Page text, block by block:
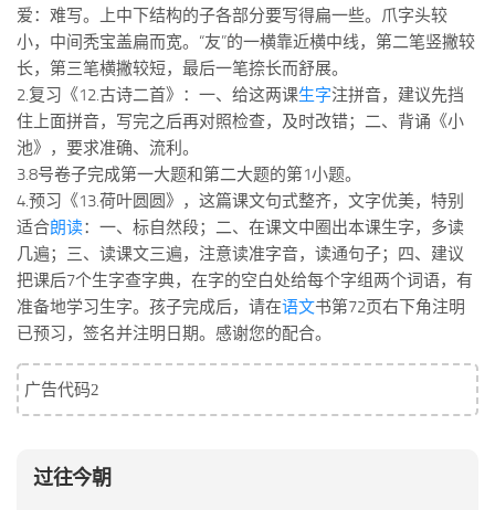
博客树
精品域名
友情链接
爱：难写。上中下结构的子各部分要写得扁一些。爪字头较
小，中间秃宝盖扁而宽。“友”的一横靠近横中线，第二笔竖撇较
长，第三笔横撇较短，最后一笔捺长而舒展。
2.复习《12.古诗二首》：一、给这两课生字注拼音，建议先挡
住上面拼音，写完之后再对照检查，及时改错；二、背诵《小
池》，要求准确、流利。
3.8号卷子完成第一大题和第二大题的第1小题。
4.预习《13.荷叶圆圆》，这篇课文句式整齐，文字优美，特别
适合朗读：一、标自然段；二、在课文中圈出本课生字，多读
几遍；三、读课文三遍，注意读准字音，读通句子；四、建议
把课后7个生字查字典，在字的空白处给每个字组两个词语，有
准备地学习生字。孩子完成后，请在语文书第72页右下角注明
已预习，签名并注明日期。感谢您的配合。
广告代码2
过往今朝